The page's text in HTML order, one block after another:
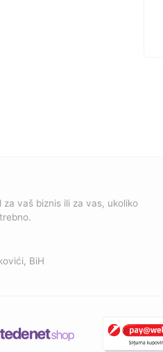
vaš biznis ili za vas, ukoliko
BiH